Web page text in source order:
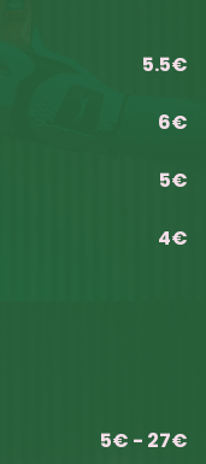
5.5€
6€
5€
4€
5€ - 27€